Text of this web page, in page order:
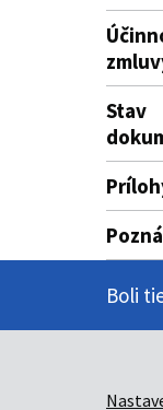
Stav
Boli